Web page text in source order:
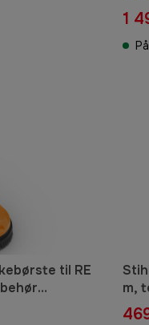
1
til RE
m,